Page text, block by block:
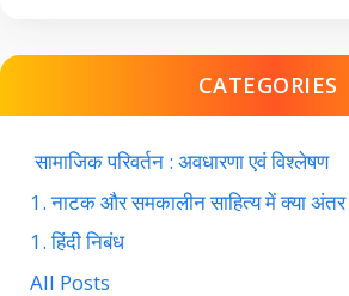
CATEGORIES
सामाजिक परिवर्तन : अवधारणा एवं विश्लेषण
1. नाटक और समकालीन साहित्य में क्या अंतर
1. हिंदी निबंध
All Posts